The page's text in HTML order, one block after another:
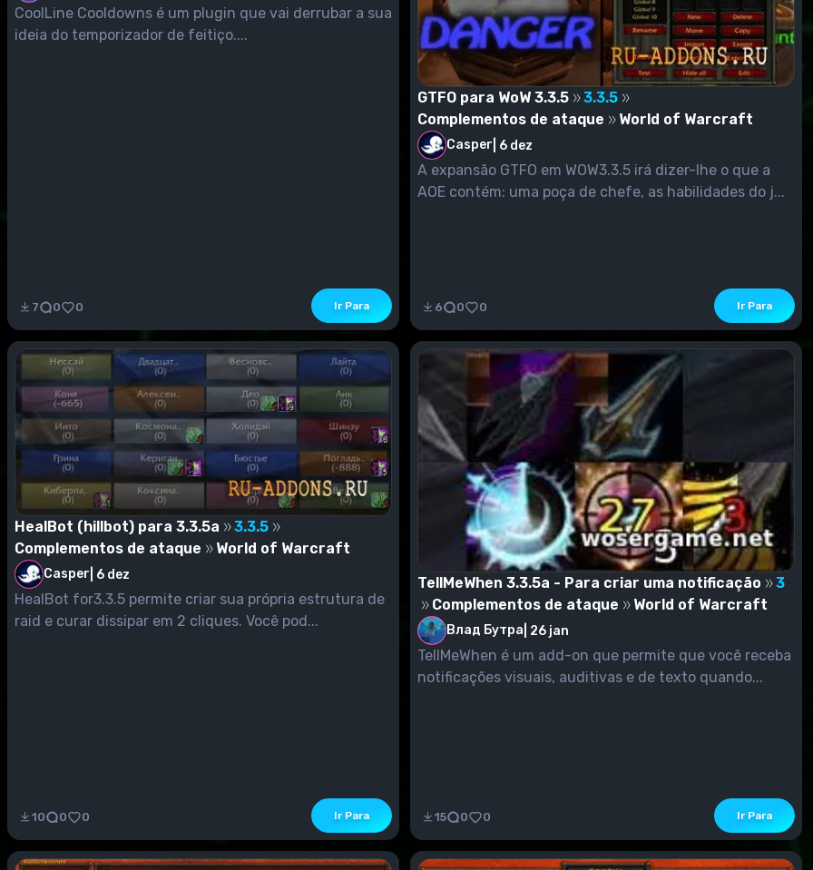
CoolLine Cooldowns é um plugin que vai derrubar a sua
ideia do temporizador de feitiço....
7 0 0 Ir Para
GTFO para WoW 3.3.5
3.3.5
Complementos de ataque
World of Warcraft
Casper 6 dez
A expansão GTFO em WOW3.3.5 irá dizer-lhe o que a
AOE contém: uma poça de chefe, as habilidades do j...
6 0 0 Ir Para
HealBot (hillbot) para 3.3.5a
3.3.5
Complementos de ataque
World of Warcraft
Casper 6 dez
HealBot for3.3.5 permite criar sua própria estrutura de
raid e curar dissipar em 2 cliques. Você pod...
10 0 0 Ir Para
TellMeWhen 3.3.5a - Para criar uma notificação
3
Complementos de ataque
World of Warcraft
Влад Бутра 26 jan
TellMeWhen é um add-on que permite que você receba
notificações visuais, auditivas e de texto quando...
15 0 0 Ir Para